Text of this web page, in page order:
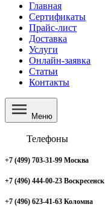
Главная
Сертификаты
Прайс-лист
Доставка
Услуги
Онлайн-заявка
Статьи
Контакты
Меню
Телефоны
+7 (499) 703-31-99 Москва
+7 (496) 444-00-23 Воскресенск
+7 (496) 623-41-63 Коломна